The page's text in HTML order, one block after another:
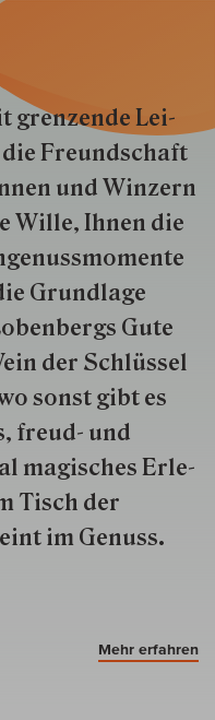
gren­zende Lei­
Freund­schaft
und Win­zern
Wille, Ihnen die
Grund­lage
Gute
der Schlüs­sel
sonst gibt es
freud- und
ma­gisch­es Er­le­
Tisch der
im Genuss.
Mehr erfahren